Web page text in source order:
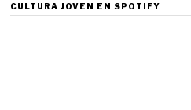
CULTURA JOVEN EN SPOTIFY